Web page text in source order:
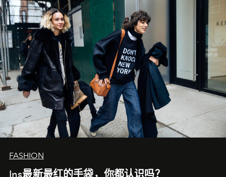
FASHION
Ins最新最红的手袋，你都认识吗？